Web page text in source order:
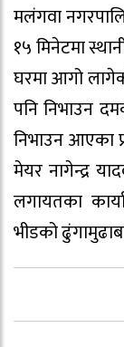
मलंगवा
१५ मिनेटमा
घरमा आगो
पनि निभाउन
निभाउन आएका
मेयर नागेन्द्र
लगायतका
भीडको